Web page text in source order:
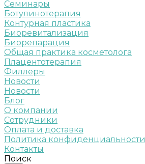
Семинары
Ботулинотерапия
Контурная пластика
Биоревитализация
Биорепарация
Общая практика косметолога
Плацентотерапия
Филлеры
Новости
Новости
Блог
О компании
Сотрудники
Оплата и доставка
Политика конфиденциальности
Контакты
Поиск